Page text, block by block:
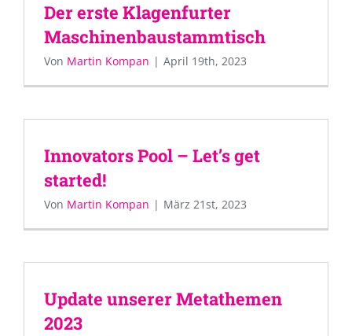
Der erste Klagenfurter
Maschinenbaustammtisch
Von Martin Kompan | April 19th, 2023
Innovators Pool – Let’s get
started!
Von Martin Kompan | März 21st, 2023
Update unserer Metathemen
2023